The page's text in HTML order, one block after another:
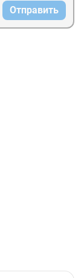
Отправить